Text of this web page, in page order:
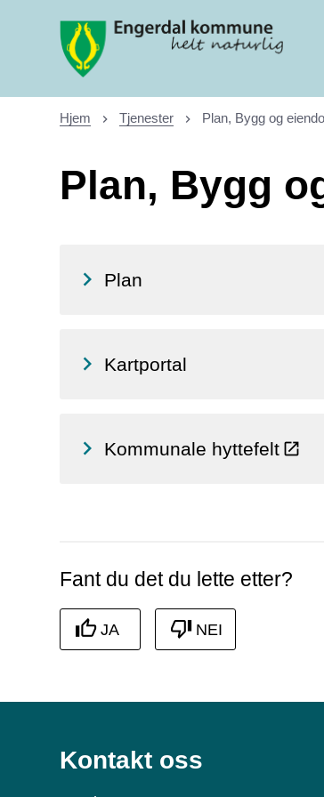
Engerdal kommune
Du er her:
Hjem Tjenester Plan, Bygg og
Plan, Bygg
Plan
Kartportal
Kommunale hyttefelt
Fant du det du lette etter?
JA NEI
Kontakt oss